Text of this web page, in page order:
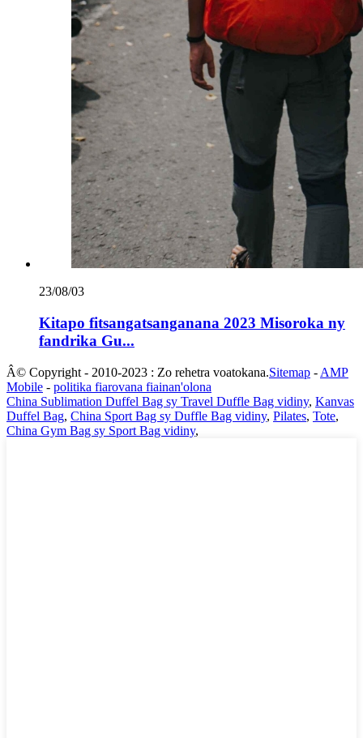
23/08/03
Kitapo fitsangatsanganana 2023 Misoroka ny
fandrika Gu...
Â© Copyright - 2010-2023 : Zo rehetra voatokana.Sitemap - AMP
Mobile - politika fiarovana fiainan'olona
China Sublimation Duffel Bag sy Travel Duffle Bag vidiny, Kanvas
Duffel Bag, China Sport Bag sy Duffle Bag vidiny, Pilates, Tote,
China Gym Bag sy Sport Bag vidiny,